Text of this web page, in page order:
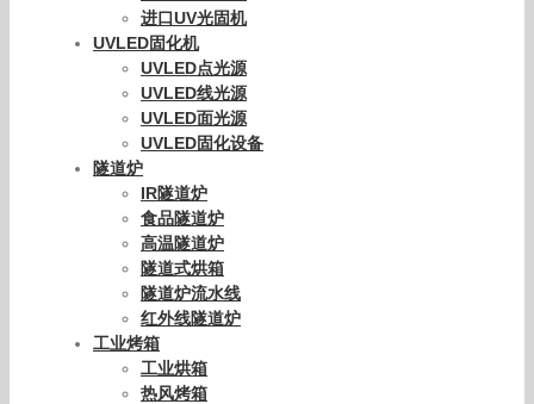
进口UV光固机
UVLED固化机
UVLED点光源
UVLED线光源
UVLED面光源
UVLED固化设备
隧道炉
IR隧道炉
食品隧道炉
高温隧道炉
隧道式烘箱
隧道炉流水线
红外线隧道炉
工业烤箱
工业烘箱
热风烤箱